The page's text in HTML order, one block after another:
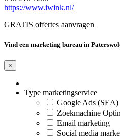
https://www.iwink.nl/
GRATIS offertes aanvragen
Vind een marketing bureau in
×
Type marketingservice
Google Ads (SEA)
Zoekmachine
Email marketing
Social media